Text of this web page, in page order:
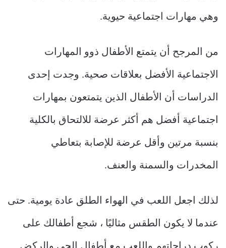
وهي مهارات اجتماعية حيوية.
من المرجح أن يتمتع الأطفال ذوو المهارات
الاجتماعية الأفضل بعلاقات صحية. وجدت إحدى
الدراسات أن الأطفال الذين يتمتعون بمهارات
اجتماعية أفضل هم أكثر عرضة للالتحاق بالكلية
بنسبة مرتين وأقل عرضة للإصابة بتعاطي
المخدرات والسمنة والعنف.
لذلك اجعل اللعب في الهواء الطلق عادة يومية. حتى
عندما لا يكون الطقس مثاليًا ، شجع أطفالك على